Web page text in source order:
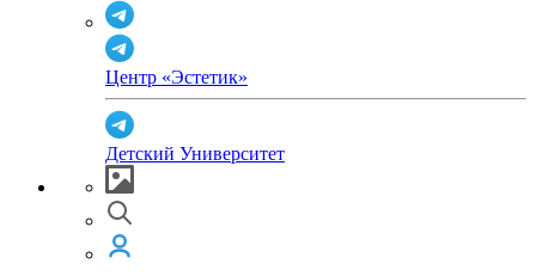
Центр «Эстетик»
Детский Университет